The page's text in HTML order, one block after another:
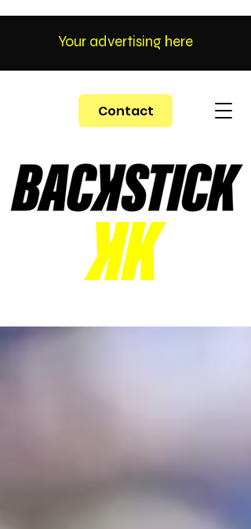
Contact
Your advertising here